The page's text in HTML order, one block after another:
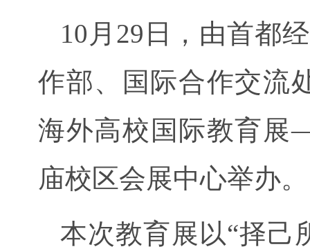
10月29日，由首都
作部、国际合作交流
海外高校国际教育
庙校区会展中心举办。
本次教育展以“择己